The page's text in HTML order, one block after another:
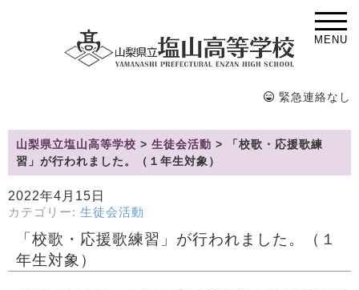
MENU
緊急連絡なし
山梨県立塩山高等学校 > 生徒会活動 >
「校歌・応援歌練
習」が行われました。（１年生対象）
2022年4月15日
カテゴリー: 生徒会活動
「校歌・応援歌練習」が行われました。（１
年生対象）